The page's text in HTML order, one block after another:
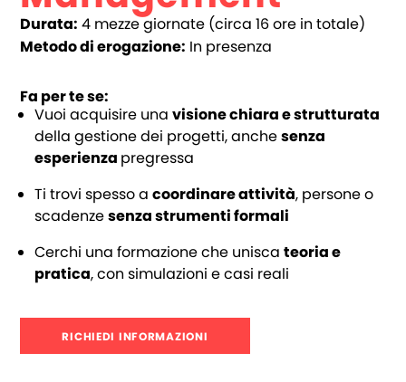
Durata: 4 mezze giornate (circa 16 ore in totale)
Metodo di erogazione: In presenza
Fa per te se:
Vuoi acquisire unavisione chiara e strutturata
della gestione dei progetti, anchesenza
esperienza pregressa
Ti trovi spesso acoordinare attività, persone o
scadenzesenza strumenti formali
Cerchi una formazione che uniscateoria e
pratica, con simulazioni e casi reali
RICHIEDI INFORMAZIONI